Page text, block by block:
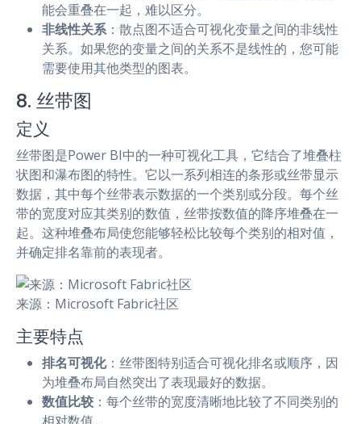
能会重叠在一起，难以区分。
非线性关系：散点图不适合可视化变量之间的非线性
关系。如果您的变量之间的关系不是线性的，您可能
需要使用其他类型的图表。
8. 丝带图
定义
丝带图是Power BI中的一种可视化工具，它结合了堆叠柱
状图和瀑布图的特性。它以一系列相连的条形或丝带显示
数据，其中每个丝带表示数据的一个类别或分段。每个丝
带的宽度对应其类别的数值，丝带按数值的降序堆叠在一
起。这种堆叠布局使您能够轻松比较每个类别的相对值，
并确定排名靠前的表现者。
来源：Microsoft Fabric社区
主要特点
排名可视化：丝带图特别适合可视化排名或顺序，因
为堆叠布局自然突出了表现最好的数据。
数值比较 ：每个丝带的宽度清晰地比较了不同类别的